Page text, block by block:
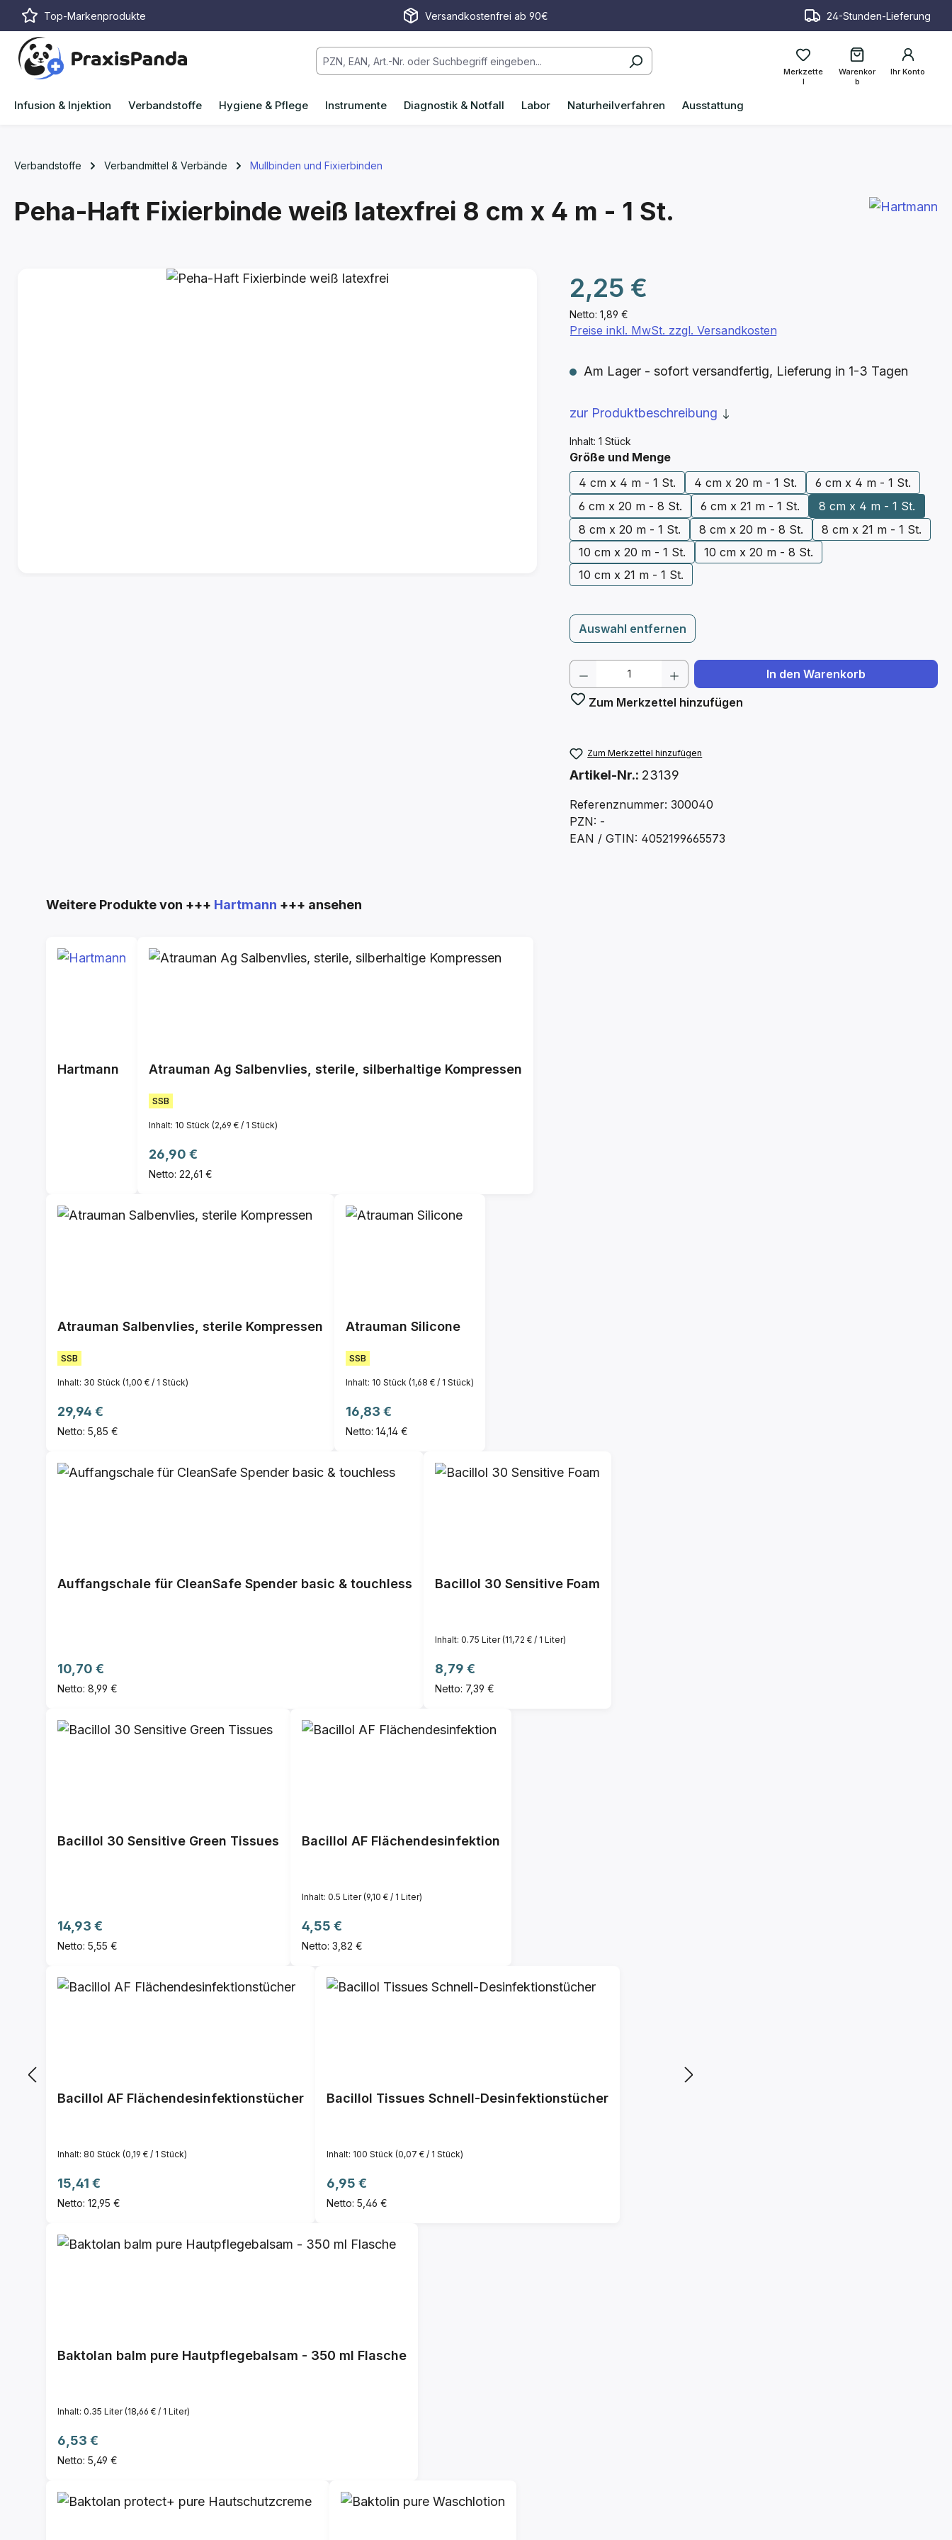
Hauptinhalt springen
Zur Suche springen
Zur Hauptnavigation springen
Top-Markenprodukte Versandkostenfrei ab 90€ 24-Stunden-Lieferung
Merkzette
l
Ihr Konto
Warenkor
b
Infusion & Injektion Verbandstoffe Hygiene & Pflege Instrumente Diagnostik & Notfall Labor Naturheilverfahren Ausstattung
Verbandstoffe Verbandmittel & Verbände Mullbinden und Fixierbinden
Peha-Haft Fixierbinde weiß latexfrei 8 cm x 4 m - 1 St.
Netto: 1,89 €
Regulärer Preis:
2,25 €
Inhalt: 1 Stück
Preise inkl. MwSt. zzgl. Versandkosten
Am Lager - sofort versandfertig, Lieferung in 1-3 Tagen
zur Produktbeschreibung
Größe und Mengeauswählen
4 cm x 4 m - 1 St.
4 cm x 20 m - 1 St.
6 cm x 4 m - 1 St.
6 cm x 20 m - 8 St.
6 cm x 21 m - 1 St.
8 cm x 4 m - 1 St.
8 cm x 20 m - 1 St.
8 cm x 20 m - 8 St.
8 cm x 21 m - 1 St.
10 cm x 20 m - 1 St.
10 cm x 20 m - 8 St.
10 cm x 21 m - 1 St.
Auswahl entfernen
Produkt Anzahl: Gib den gewünschten Wert
In den Warenkorb
Zum Merkzettel hinzufügen
Zum Merkzettel hinzufügen
Artikel-Nr.: 23139
Referenznummer: 300040
PZN: -
EAN / GTIN: 4052199665573
Produktgalerie überspringen
Weitere Produkte von +++ Hartmann +++ ansehen
Hartmann Atrauman Ag Salbenvlies, sterile, silberhaltige Kompressen
SSB
Inhalt: 10 Stück (2,69 € / 1 Stück)
Regulärer Preis:
26,90 €
Netto: 22,61 €
Atrauman Salbenvlies, sterile Kompressen
SSB
Inhalt: 30 Stück (1,00 € / 1 Stück)
Regulärer Preis:
29,94 €
Netto: 5,85 €
Atrauman Silicone
SSB
Inhalt: 10 Stück (1,68 € / 1 Stück)
Regulärer Preis:
16,83 €
Netto: 14,14 €
Auffangschale für CleanSafe Spender basic & touchless
Regulärer Preis:
10,70 €
Netto: 8,99 €
Bacillol 30 Sensitive Foam
Inhalt: 0.75 Liter(11,72 € / 1 Liter)
Regulärer Preis:
8,79 €
Netto: 7,39 €
Bacillol 30 Sensitive Green Tissues
Regulärer Preis:
14,93 €
Netto: 5,55 €
Bacillol AF Flächendesinfektion
Inhalt: 0.5 Liter(9,10 € / 1 Liter)
Regulärer Preis:
4,55 €
Netto: 3,82 €
Bacillol AF Flächendesinfektionstücher
Inhalt: 80 Stück (0,19 € / 1 Stück)
Regulärer Preis:
15,41 €
Netto: 12,95 €
Bacillol Tissues Schnell-Desinfektionstücher
Inhalt: 100 Stück (0,07 € / 1 Stück)
Regulärer Preis:
6,95 €
Netto: 5,46 €
Baktolan balm pure Hautpflegebalsam - 350 ml Flasche
Inhalt: 0.35 Liter(18,66 € / 1 Liter)
Regulärer Preis:
6,53 €
Netto: 5,49 €